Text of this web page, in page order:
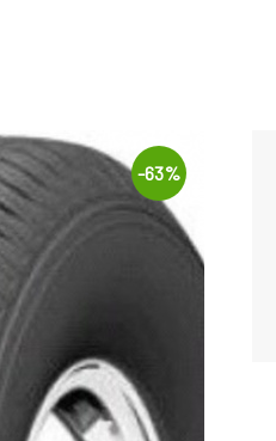
-63%